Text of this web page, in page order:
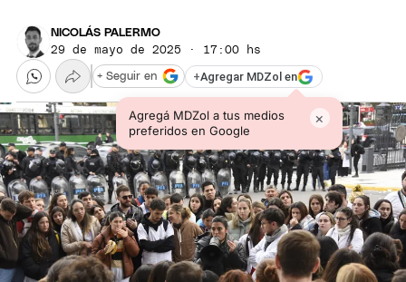
NICOLÁS PALERMO
29 de mayo de 2025 · 17:00 hs
+Agregar MDZol en
Agregá MDZol a tus medios
preferidos en Google
×
+ Seguir en